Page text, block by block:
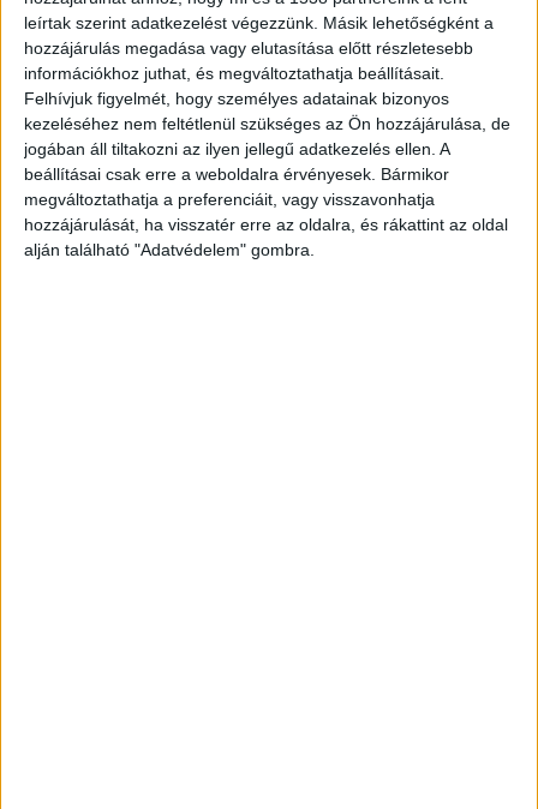
leírtak szerint adatkezelést végezzünk. Másik lehetőségként a
hozzájárulás megadása vagy elutasítása előtt részletesebb
információkhoz juthat, és megváltoztathatja beállításait.
Felhívjuk figyelmét, hogy személyes adatainak bizonyos
kezeléséhez nem feltétlenül szükséges az Ön hozzájárulása, de
jogában áll tiltakozni az ilyen jellegű adatkezelés ellen. A
beállításai csak erre a weboldalra érvényesek. Bármikor
megváltoztathatja a preferenciáit, vagy visszavonhatja
hozzájárulását, ha visszatér erre az oldalra, és rákattint az oldal
alján található "Adatvédelem" gombra.
össze hatalmas erővel. A rendelkezésre álló
információk szerint egy Dunavecse felől érkező
személyautó sofőrje egy beláthatatlan
útszakaszon, nagy sebességgel kezdett előzésbe.
A manővert azonban már nem tudta befejezni,
mert szemből, Szalkszentmárton felől
szabályosan érkezett egy másik gépkocsi.A
Kékvillogó legfrissebb híreit ide kattintva éred el!